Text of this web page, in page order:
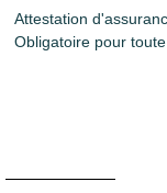
Attestation
Obligatoire pour